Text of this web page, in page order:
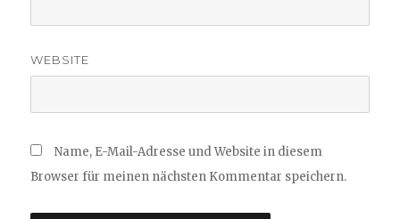
WEBSITE
Name, E-Mail-Adresse und Website in diesem
Browser für meinen nächsten Kommentar speichern.